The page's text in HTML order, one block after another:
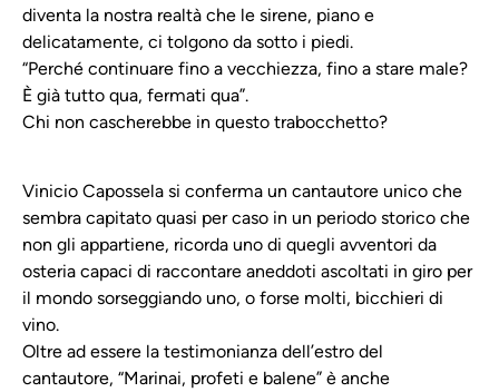
diventa la nostra realtà che le sirene, piano e
delicatamente, ci tolgono da sotto i piedi.
“Perché continuare fino a vecchiezza, fino a stare male?
È già tutto qua, fermati qua”.
Chi non cascherebbe in questo trabocchetto?
Vinicio Capossela si conferma un cantautore unico che
sembra capitato quasi per caso in un periodo storico che
non gli appartiene, ricorda uno di quegli avventori da
osteria capaci di raccontare aneddoti ascoltati in giro per
il mondo sorseggiando uno, o forse molti, bicchieri di
vino.
Oltre ad essere la testimonianza dell’estro del
cantautore, “Marinai, profeti e balene” è anche